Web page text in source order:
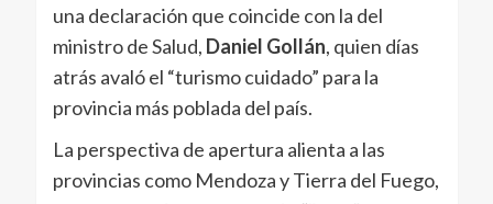
una declaración que coincide con la del
ministro de Salud, Daniel Gollán, quien días
atrás avaló el “turismo cuidado” para la
provincia más poblada del país.
La perspectiva de apertura alienta a las
provincias como Mendoza y Tierra del Fuego,